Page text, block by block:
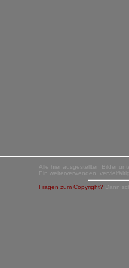
Alle hier ausgestellten Bilder
Ein weiterverwenden,
Fragen zum Copyright? Dann